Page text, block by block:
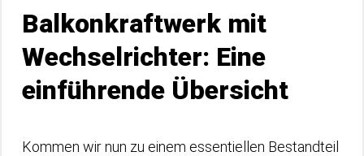
Balkonkraftwerk mit
Wechselrichter: Eine
einführende Übersicht
Kommen wir nun zu einem essentiellen Bestandteil